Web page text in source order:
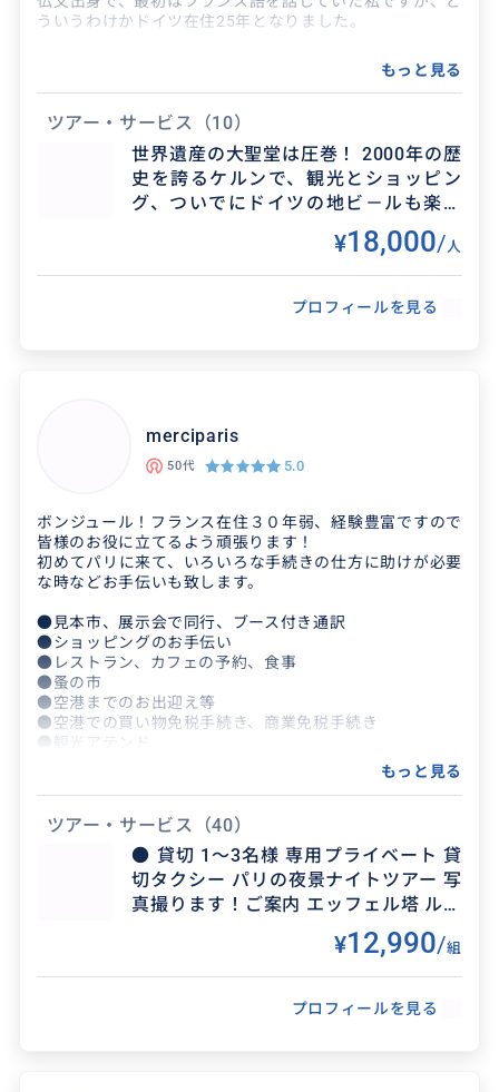
ういうわけかドイツ在住25年となりました。
その他日本から大...
ブルージュのベストガイド！
30代
非常に親切で気さくなガイドさんです！ブルージ
ュを大変詳しく説明してくださりこちらの興味な
ども加味し観光スポットをガイドしてくださいま
もっと見る
ツアー・サービス （10）
世界遺産の大聖堂は圧巻！ 2000年の歴
史を誇るケルンで、観光とショッピン
グ、ついでにドイツの地ビ－ルも楽し
¥18,000/ 人
プロフィールを見る
merciparis
50代 5.0
ボンジュール！フランス在住３０年弱、経験豊富ですので
皆様のお役に立てるよう頑張ります！
初めてパリに来て、いろいろな手続きの仕方に助けが必要
な時などお手伝いも致します。
●見本市、展示会で同行、ブース付き通訳
●ショッピングのお手伝い
●レストラン、カフェの予約、食事
●蚤の市
●空港までのお出迎え等
●空港での買い物免税手続き、商業免税手続き
●観光アテンド
●ホテルのご予約、チェックイン、チェックアウト
●穴場スポット
●パリや近郊での写真の撮影やブライダル写真
もっと見る
ツアー・サービス （40）
● 貸切 1〜3名様 専用プライベート 貸
切タクシー パリの夜景ナイトツアー 写
真撮ります！ご案内 エッフェル塔 ルー
ブル美術館 オルセー美術館 ノートルダ
ム教会 シャンゼリゼ 凱旋門 フォトツ
アー
¥12,990/組
プロフィールを見る